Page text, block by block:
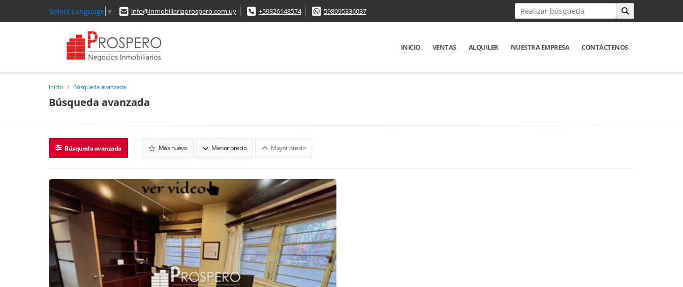
Select Language ▼ info@inmobiliariaprospero.com.uy +59826148574 598095336037
INICIO VENTAS ALQUILER NUESTRA EMPRESA CONTÁCTENOS
Inicio Búsqueda avanzada
Búsqueda avanzada
Búsqueda avanzada Más nuevo Menor precio Mayor precio